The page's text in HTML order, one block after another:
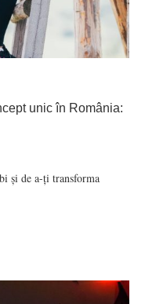
unic în România:
și de a-ți transforma